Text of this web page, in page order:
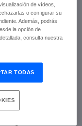
generaciones
la era digital,
en un mundo
en una
dispositivos,
para
de vídeos,
o configurar su
Además, podrás
la opción de
consulta nuestra
TODAS